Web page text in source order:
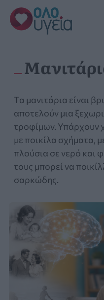
Μετάβαση
στο
περιεχόμενο
Τα μανιτάρια είναι
αποτελούν μια
τροφίμων. Υπάρχουν
με ποικίλα σχήματα,
πλούσια σε νερό και
τους μπορεί να
σαρκώδης.